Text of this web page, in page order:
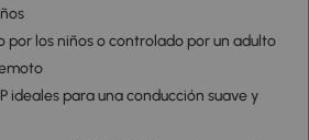
por los niños o controlado por un adulto
ideales para una conducción suave y